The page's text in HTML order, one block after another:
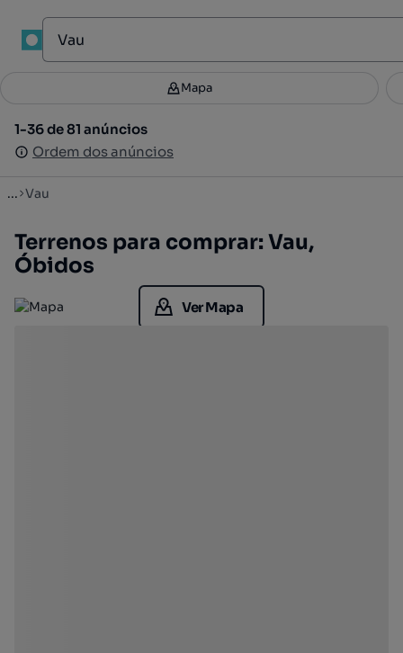
Filtros 2
1-36 de 81 anúncios
Ordem dos anúncios
Mapa
1-36 de 81 anúncios
Ordem dos anúncios
... Vau
Terrenos para comprar: Vau,
Óbidos
Ver Mapa